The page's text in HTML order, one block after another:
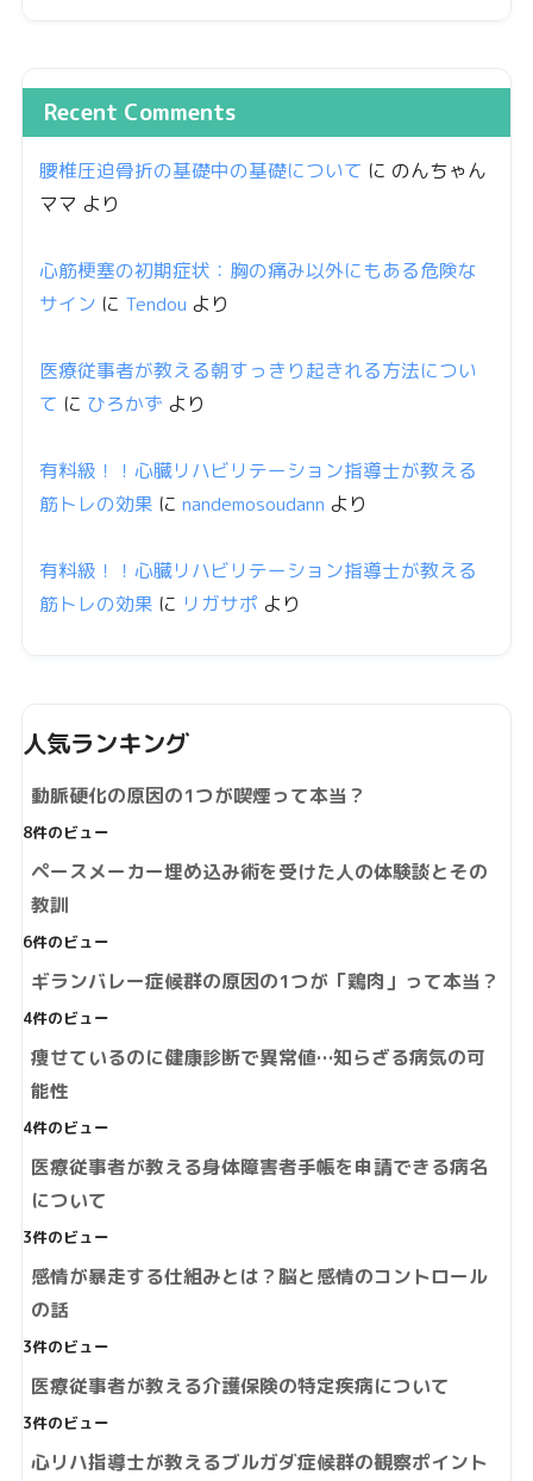
Recent Comments
腰椎圧迫骨折の基礎中の基礎について に のんちゃん
ママ より
心筋梗塞の初期症状：胸の痛み以外にもある危険な
サイン に Tendou より
医療従事者が教える朝すっきり起きれる方法につい
て に ひろかず より
有料級！！心臓リハビリテーション指導士が教える
筋トレの効果 に nandemosoudann より
有料級！！心臓リハビリテーション指導士が教える
筋トレの効果 に リガサポ より
人気ランキング
動脈硬化の原因の1つが喫煙って本当？
8件のビュー
ペースメーカー埋め込み術を受けた人の体験談とその
教訓
6件のビュー
ギランバレー症候群の原因の1つが「鶏肉」って本当？
4件のビュー
痩せているのに健康診断で異常値…知らざる病気の可
能性
4件のビュー
医療従事者が教える身体障害者手帳を申請できる病名
について
3件のビュー
感情が暴走する仕組みとは？脳と感情のコントロール
の話
3件のビュー
医療従事者が教える介護保険の特定疾病について
3件のビュー
心リハ指導士が教えるブルガダ症候群の観察ポイント